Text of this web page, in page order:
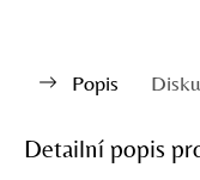
Popis
Detailní popis